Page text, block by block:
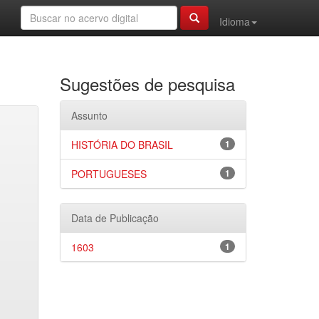
Idioma
Sugestões de pesquisa
Assunto
1
HISTÓRIA DO BRASIL
1
PORTUGUESES
Data de Publicação
1
1603